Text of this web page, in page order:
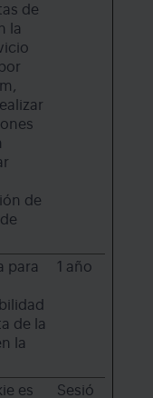
de
la
de
para
de la
la
1 año
es Sesió